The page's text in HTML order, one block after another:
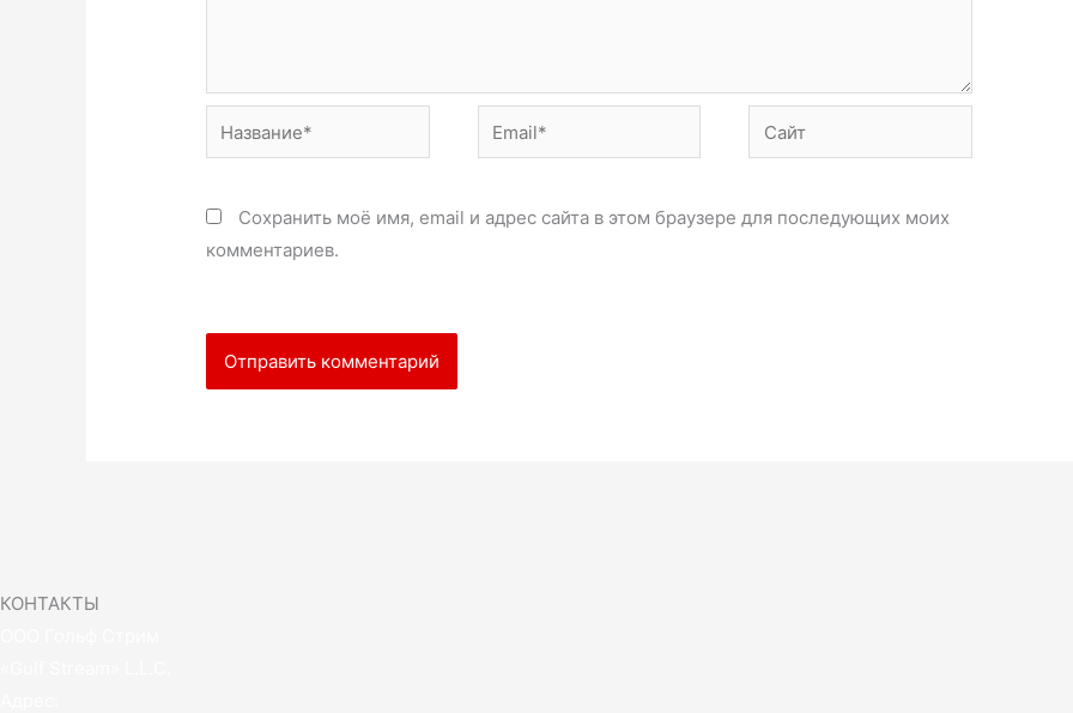
Название* Email* Сайт
Сохранить моё имя, email и адрес сайта в этом браузере для последующих моих
комментариев.
КОНТАКТЫ